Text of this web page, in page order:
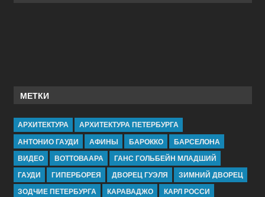
МЕТКИ
АРХИТЕКТУРА
АРХИТЕКТУРА ПЕТЕРБУРГА
АНТОНИО ГАУДИ
АФИНЫ БАРОККО
БАРСЕЛОНА
ВИДЕО
ВОТТОВААРА
ГАНС ГОЛЬБЕЙН МЛАДШИЙ
ГАУДИ
ГИПЕРБОРЕЯ ДВОРЕЦ ГУЭЛЯ
ЗИМНИЙ ДВОРЕЦ
ЗОДЧИЕ ПЕТЕРБУРГА
КАРАВАДЖО
КАРЛ РОССИ